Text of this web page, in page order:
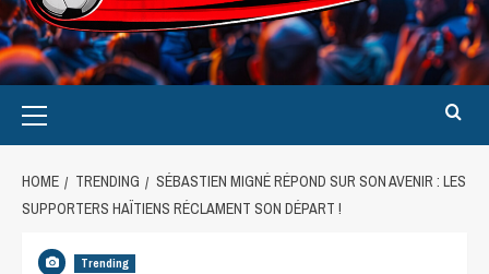
HOME TRENDING
SÉBASTIEN MIGNÉ RÉPOND SUR SON AVENIR : LES
SUPPORTERS HAÏTIENS RÉCLAMENT SON DÉPART !
Trending